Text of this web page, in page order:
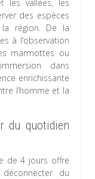
les vallées, les
des espèces
région. De la
à l’observation
marmottes ou
dans
enrichissante
l’homme et la
du quotidien
de 4 jours offre
du